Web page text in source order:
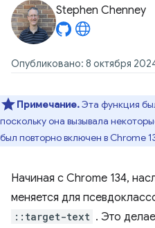
Stephen Chenney
Опубликовано: 8 октября
Примечание.Эта функция
поскольку она вызывала
был повторно включен в Chrome
Начиная с Chrome 134,
меняется для
::target-text . Это